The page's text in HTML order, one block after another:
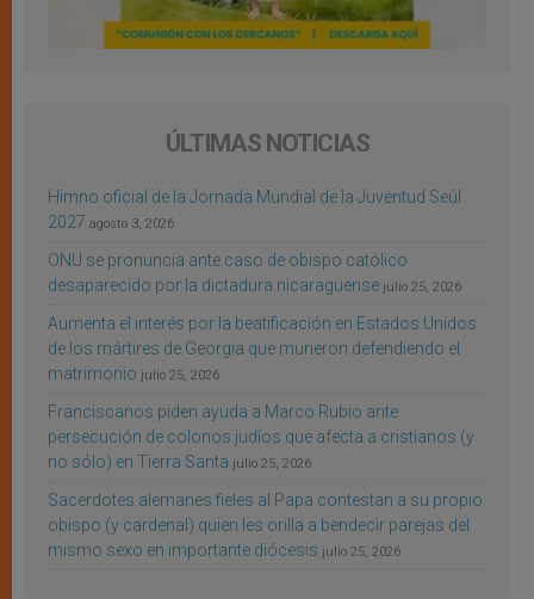
ÚLTIMAS NOTICIAS
Himno oficial de la Jornada Mundial de la Juventud Seúl
2027 agosto 3, 2026
ONU se pronuncia ante caso de obispo católico
desaparecido por la dictadura nicaragüense julio 25, 2026
Aumenta el interés por la beatificación en Estados Unidos
de los mártires de Georgia que murieron defendiendo el
matrimonio julio 25, 2026
Franciscanos piden ayuda a Marco Rubio ante
persecución de colonos judíos que afecta a cristianos (y
no sólo) en Tierra Santa julio 25, 2026
Sacerdotes alemanes fieles al Papa contestan a su propio
obispo (y cardenal) quien les orilla a bendecir parejas del
mismo sexo en importante diócesis julio 25, 2026